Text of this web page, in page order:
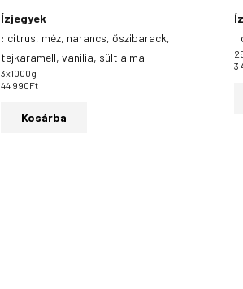
Ízjegyek
: citrus, méz, narancs, őszibarack,
tejkaramell, vanília, sült alma
3x1000g
44 990Ft
Kosárba
:
3